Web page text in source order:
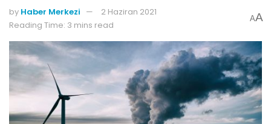
by Haber Merkezi
2 Haziran 2021
Reading Time: 3 mins read
AA